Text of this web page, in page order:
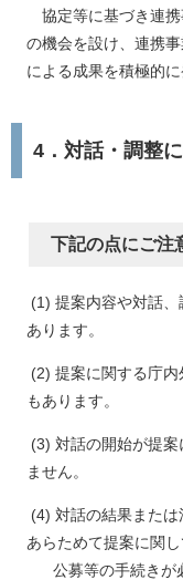
協定等に基づき連携
の機会を設け、連携
による成果を積極的
4．対話・調整
下記の点にご注
(1) 提案内容や対話
あります。
(2) 提案に関する庁
もあります。
(3) 対話の開始が提
ません。
(4) 対話の結果または
あらためて提案に関し
公募等の手続きが